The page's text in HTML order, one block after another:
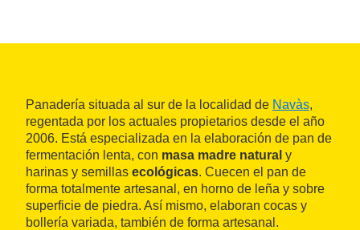
Panadería situada al sur de la localidad de Navàs,
regentada por los actuales propietarios desde el año
2006. Está especializada en la elaboración de pan de
fermentación lenta, con masa madre natural y
harinas y semillas ecológicas. Cuecen el pan de
forma totalmente artesanal, en horno de leña y sobre
superficie de piedra. Así mismo, elaboran cocas y
bollería variada, también de forma artesanal.